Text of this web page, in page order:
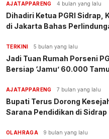
AJATAPPARENG 4 bulan yang lalu
Dihadiri Ketua PGRI Sidrap,
di Jakarta Bahas
TERKINI 5 bulan yang lalu
Jadi Tuan Rumah Porseni
Bersiap ‘Jamu’ 60.000 Tamu
AJATAPPARENG 7 bulan yang lalu
Bupati Terus Dorong
Sarana Pendidikan di Sidrap
OLAHRAGA 9 bulan yang lalu